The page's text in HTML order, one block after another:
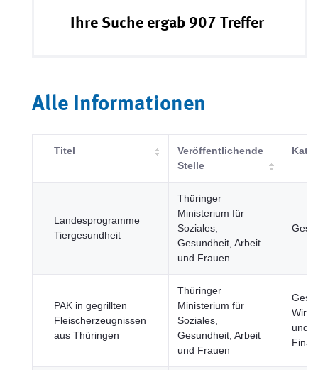
Ihre Suche ergab 907 Treffer
Alle Informationen
Titel
Veröffentlichende
Stelle
Landesprogramme
Tiergesundheit
Thüringer
Ministerium für
Soziales,
Gesundheit, Arbeit
und Frauen
PAK in gegrillten
Fleischerzeugnissen
aus Thüringen
Thüringer
Ministerium für
Soziales,
Gesundheit, Arbeit
und Frauen
und